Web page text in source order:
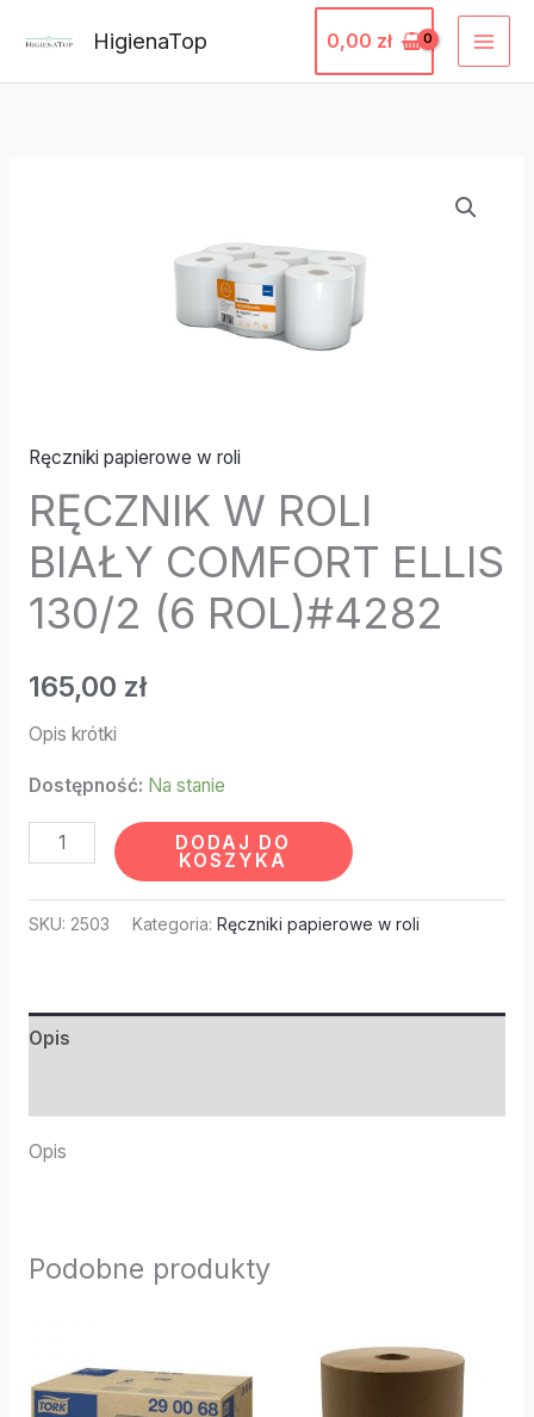
treści
HigienaTop 0,00 zł
Ręczniki papierowe w roli
RĘCZNIK W ROLI
BIAŁY COMFORT ELLIS
130/2 (6 ROL)#4282
165,00 zł
Opis krótki
Dostępność: Na stanie
(6
DODAJ DO
KOSZYKA
SKU: 2503 Kategoria: Ręczniki papierowe w roli
Opis
Opis
Podobne produkty